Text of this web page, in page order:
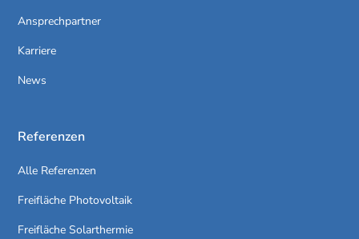
Ansprechpartner
Karriere
News
Referenzen
Alle Referenzen
Freifläche Photovoltaik
Freifläche Solarthermie